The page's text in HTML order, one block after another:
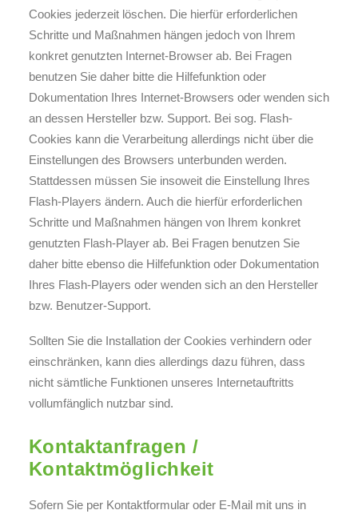
Cookies jederzeit löschen. Die hierfür erforderlichen
Schritte und Maßnahmen hängen jedoch von Ihrem
konkret genutzten Internet-Browser ab. Bei Fragen
benutzen Sie daher bitte die Hilfefunktion oder
Dokumentation Ihres Internet-Browsers oder wenden sich
an dessen Hersteller bzw. Support. Bei sog. Flash-
Cookies kann die Verarbeitung allerdings nicht über die
Einstellungen des Browsers unterbunden werden.
Stattdessen müssen Sie insoweit die Einstellung Ihres
Flash-Players ändern. Auch die hierfür erforderlichen
Schritte und Maßnahmen hängen von Ihrem konkret
genutzten Flash-Player ab. Bei Fragen benutzen Sie
daher bitte ebenso die Hilfefunktion oder Dokumentation
Ihres Flash-Players oder wenden sich an den Hersteller
bzw. Benutzer-Support.
Sollten Sie die Installation der Cookies verhindern oder
einschränken, kann dies allerdings dazu führen, dass
nicht sämtliche Funktionen unseres Internetauftritts
vollumfänglich nutzbar sind.
Kontaktanfragen /
Kontaktmöglichkeit
Sofern Sie per Kontaktformular oder E-Mail mit uns in